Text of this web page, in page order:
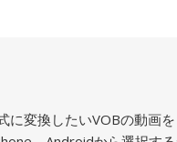
に変換したいVOBの動画